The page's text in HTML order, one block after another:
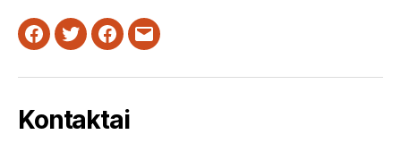
Facebook
TwitterInstagram
Email
Kontaktai